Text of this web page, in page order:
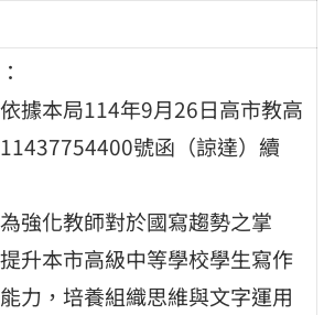
據本局114年9月26日高市教高
號函（諒達）續
強化教師對於國寫趨勢之掌
升本市高級中等學校學生寫作
力，培養組織思維與文字運用